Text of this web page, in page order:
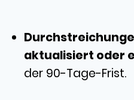
aktualisiert oder
der 90-Tage-Frist.